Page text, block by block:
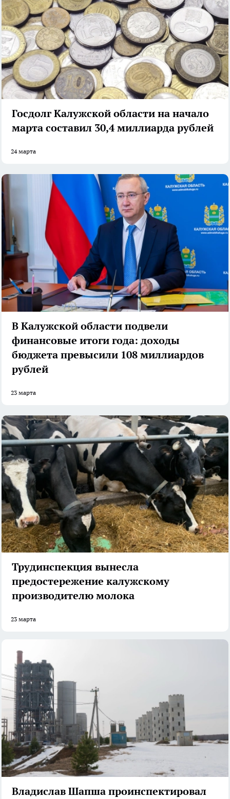
Госдолг Калужской области на начало
марта составил 30,4 миллиарда рублей
24 марта
В Калужской области подвели
финансовые итоги года: доходы
бюджета превысили 108 миллиардов
рублей
23 марта
Трудинспекция вынесла
предостережение калужскому
производителю молока
23 марта
Владислав Шапша проинспектировал